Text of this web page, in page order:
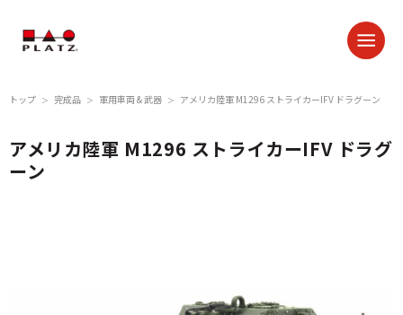
トップ ＞ 完成品 ＞ 軍用車両 & 武器 ＞ アメリカ陸軍 M1296 ストライカーIFV ドラグーン
アメリカ陸軍 M1296 ストライカーIFV ドラグ
ーン